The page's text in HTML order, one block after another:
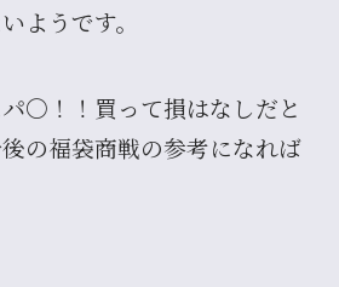
ようです。
〇！！買って損はなしだと
の福袋商戦の参考になれば